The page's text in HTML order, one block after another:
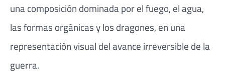
una composición dominada por el fuego, el agua,
las formas orgánicas y los dragones, en una
representación visual del avance irreversible de la
guerra.